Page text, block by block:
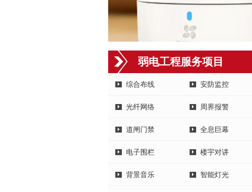
弱电工程服务项目
综合布线 安防监控
光纤网络 周界报警
道闸门禁 全息巨幕
电子围栏 楼宇对讲
背景音乐 智能灯光